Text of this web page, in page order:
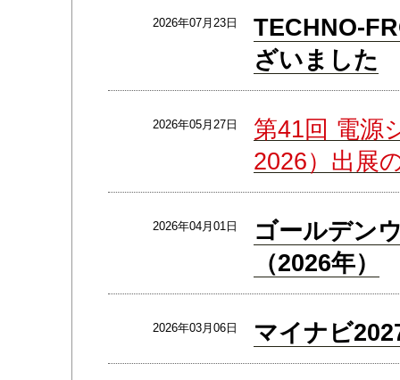
2026年07月23日
TECHNO-
ざいました
2026年05月27日
第41回 電源
2026）出展
2026年04月01日
ゴールデン
（2026年）
2026年03月06日 マイナビ